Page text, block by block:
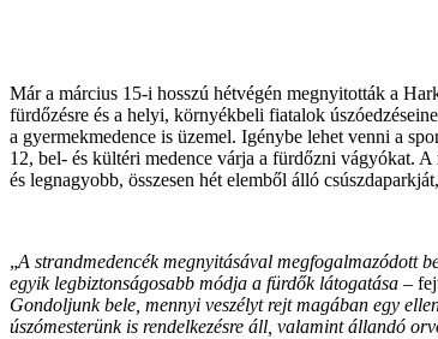
Már a március 15-i hosszú hétvégén megnyitották a
fürdőzésre és a helyi, környékbeli fiatalok
a gyermekmedence is üzemel. Igénybe lehet venni a
12, bel- és kültéri medence várja a fürdőzni vágyókat.
és legnagyobb, összesen hét elemből álló
„A strandmedencék megnyitásával megfogalmazódott
egyik legbiztonságosabb módja a fürdők látogatása –
Gondoljunk bele, mennyi veszélyt rejt magában egy
úszómesterünk is rendelkezésre áll, valamint állandó